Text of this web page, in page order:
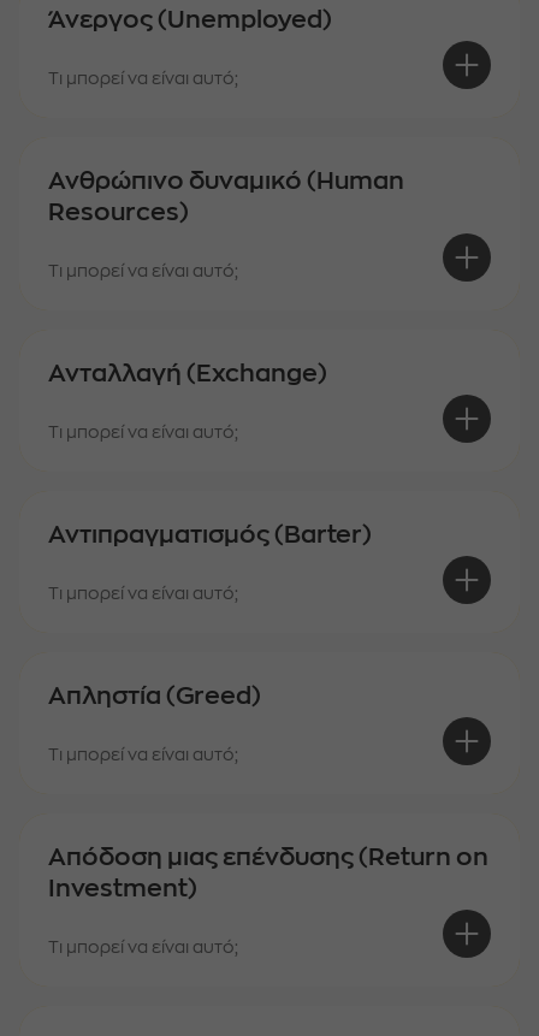
Άνεργος (Unemployed)
Τι μπορεί να είναι αυτό;
Ανθρώπινο δυναμικό (Human
Resources)
Τι μπορεί να είναι αυτό;
Ανταλλαγή (Exchange)
Τι μπορεί να είναι αυτό;
Αντιπραγματισμός (Barter)
Τι μπορεί να είναι αυτό;
Απληστία (Greed)
Τι μπορεί να είναι αυτό;
Απόδοση μιας επένδυσης (Return on
Investment)
Τι μπορεί να είναι αυτό;